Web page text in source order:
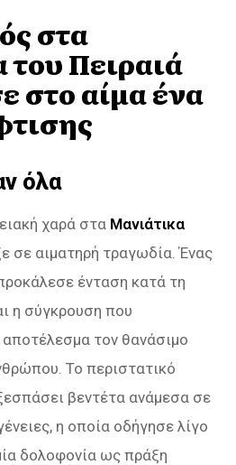
στα
του Πειραιά
στο αίμα ένα
όλα
χαρά στα Μανιάτικα
σε αιματηρή τραγωδία. Ένας
ένταση κατά τη
η σύγκρουση που
τον θανάσιμο
Το περιστατικό
βεντέτα ανάμεσα σε
η οποία οδήγησε λίγο
δολοφονία ως πράξη